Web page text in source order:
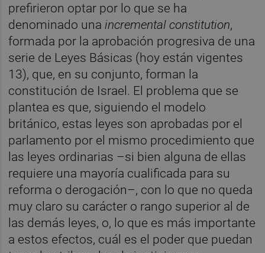
prefirieron optar por lo que se ha
denominado unaincremental constitution,
formada por la aprobación progresiva de una
serie de Leyes Básicas (hoy están vigentes
13), que, en su conjunto, forman la
constitución de Israel. El problema que se
plantea es que, siguiendo el modelo
británico, estas leyes son aprobadas por el
parlamento por el mismo procedimiento que
las leyes ordinarias –si bien alguna de ellas
requiere una mayoría cualificada para su
reforma o derogación–, con lo que no queda
muy claro su carácter o rango superior al de
las demás leyes, o, lo que es más importante
a estos efectos, cuál es el poder que puedan